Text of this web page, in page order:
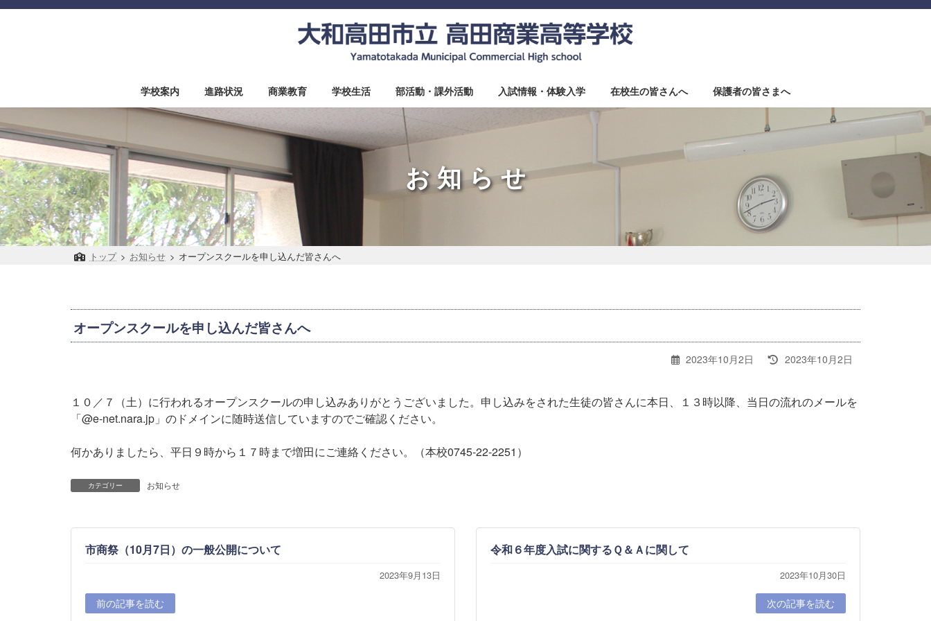
コ
ス
キ
ッ
プ
ナ
ン
に
移
動
学校案内 進路状況 商業教育 学校生活 部活動・課外活動 入試情報・体験入学 在校生の皆さんへ 保護者の皆さまへ
お知らせ
トップ > お知らせ > オープンスクールを申し込んだ皆さんへ
オープンスクールを申し込んだ皆さんへ
2023年10月2日
最
新
2023年10月2日
１０／７（土）に行われるオープンスクールの申し込みありがとうございました。申し込みをされた生徒の皆さんに本日、１３時以降、当日の流れのメールを
「@e-net.nara.jp」のドメインに随時送信していますのでご確認ください。
何かありましたら、平日９時から１７時まで増田にご連絡ください。（本校0745-22-2251）
カテゴリー お知らせ
市商祭（10月7日）の一般公開について
2023年9月13日
前の記事を読む
令和６年度入試に関するＱ＆Ａに関して
2023年10月30日
次の記事を読む